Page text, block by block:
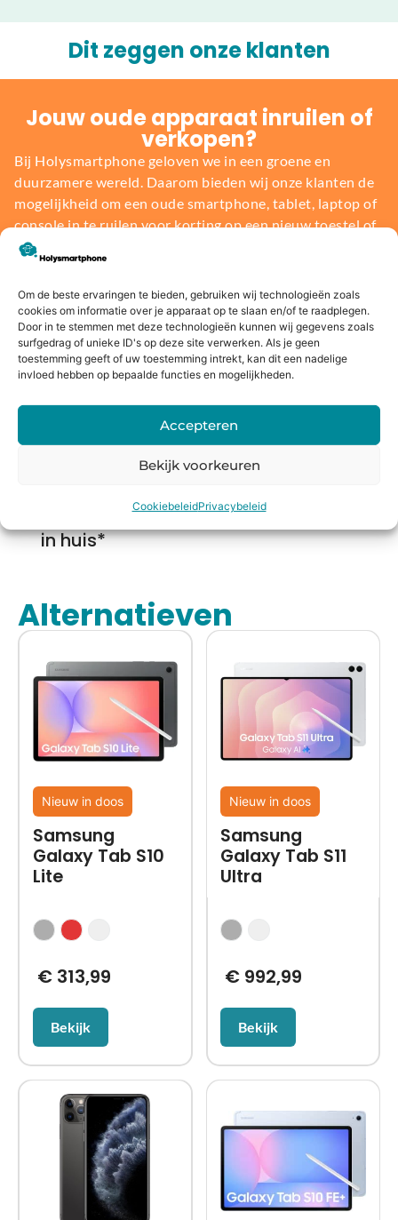
Om de beste ervaringen te bieden, gebruiken wij technologieën zoals
cookies om informatie over je apparaat op te slaan en/of te raadplegen.
Door in te stemmen met deze technologieën kunnen wij gegevens zoals
surfgedrag of unieke ID's op deze site verwerken. Als je geen
toestemming geeft of uw toestemming intrekt, kan dit een nadelige
invloed hebben op bepaalde functies en mogelijkheden.
Accepteren
Bekijk voorkeuren
CookiebeleidPrivacybeleid
Dit zeggen onze klanten
Jouw oude apparaat inruilen of
verkopen?
Bij Holysmartphone geloven we in een groene en
duurzamere wereld. Daarom bieden wij onze klanten de
mogelijkheid om een oude smartphone, tablet, laptop of
console in te ruilen voor korting op een nieuw toestel of
direct geld. Niet alleen profiteer jij van de nieuwste
technologie, maar je draagt ook bij aan het behoud van
onze planeet.
Bereken de waarde
in huis*
14 dagen
bedenkte
rmijn
Fysieke
winkel
Alternatieven
Nieuw in doos
Samsung
Galaxy Tab S10
Lite
€313,99
Bekijk
Nieuw in doos
Samsung
Galaxy Tab S11
Ultra
€ 992,99
Bekijk